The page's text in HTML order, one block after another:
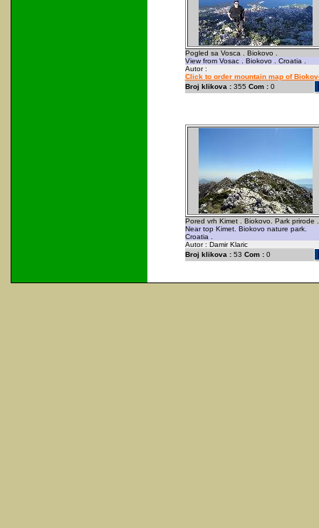
Pogled sa Vosca . Biokovo .
View from Vosac . Biokovo . Croatia .
Autor :
Click to order mountain map of
Broj klikova :355 Com :0
Pored vrh Kimet . Biokovo. Park prirode .
Near top Kimet. Biokovo nature park.
Croatia .
Autor : Damir Klaric
Broj klikova :53 Com :0